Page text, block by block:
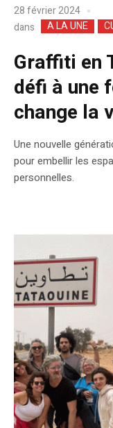
28 février 2024
dans
A LA UNE
Graffiti en
défi à une
change la
Une nouvelle
pour embellir les
personnelles.